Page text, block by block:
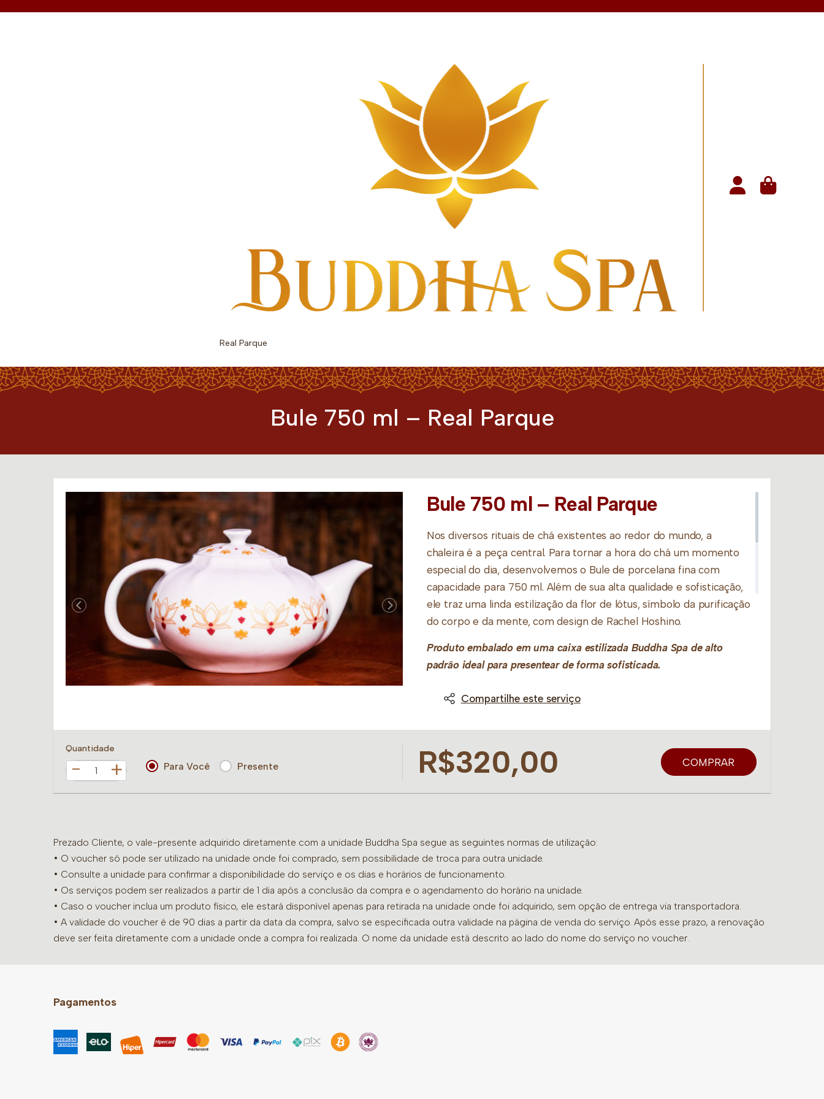
Real Parque
Bule 750 ml – Real Parque
Bule 750 ml – Real Parque
Nos diversos rituais de chá existentes ao redor do mundo, a
chaleira é a peça central. Para tornar a hora do chá um momento
especial do dia, desenvolvemos o Bule de porcelana fina com
capacidade para 750 ml. Além de sua alta qualidade e sofisticação,
ele traz uma linda estilização da flor de lótus, símbolo da purificação
do corpo e da mente, com design de Rachel Hoshino.
Produto embalado em uma caixa estilizada Buddha Spa de alto
padrão ideal para presentear de forma sofisticada.
Compartilhe este serviço
Quantidade
+ Para Você Presente R$320,00 COMPRAR
Prezado Cliente, o vale-presente adquirido diretamente com a unidade Buddha Spa segue as seguintes normas de utilização:
• O voucher só pode ser utilizado na unidade onde foi comprado, sem possibilidade de troca para outra unidade.
• Consulte a unidade para confirmar a disponibilidade do serviço e os dias e horários de funcionamento.
• Os serviços podem ser realizados a partir de 1 dia após a conclusão da compra e o agendamento do horário na unidade.
• Caso o voucher inclua um produto físico, ele estará disponível apenas para retirada na unidade onde foi adquirido, sem opção de entrega via transportadora.
• A validade do voucher é de 90 dias a partir da data da compra, salvo se especificada outra validade na página de venda do serviço. Após esse prazo, a renovação
deve ser feita diretamente com a unidade onde a compra foi realizada. O nome da unidade está descrito ao lado do nome do serviço no voucher.
Pagamentos